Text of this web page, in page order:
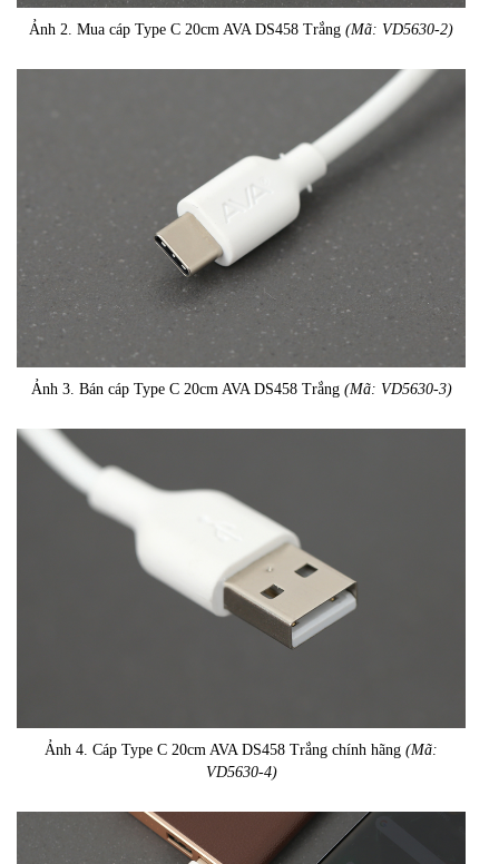
Ảnh 2. Mua cáp Type C 20cm AVA DS458 Trắng (Mã: VD5630-2)
Ảnh 3. Bán cáp Type C 20cm AVA DS458 Trắng (Mã: VD5630-3)
Ảnh 4. Cáp Type C 20cm AVA DS458 Trắng chính hãng (Mã:
VD5630-4)